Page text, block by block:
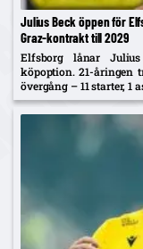
Julius Beck öppen för
Graz-kontrakt till 2029
Elfsborg lånar
köpoption. 21-åringen
övergång – 11 starter, 1